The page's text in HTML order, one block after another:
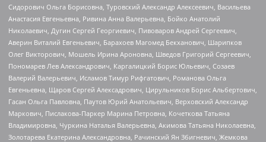
Сидорович Ольга Борисовна, Туровский Александр Алексеевич, Васильева
Анастасия Евгеньевна, Ривина Анна Валерьевна, Бойко Анатолий
Николаевич, Дугин Сергей Георгиевич, Пивоваров Андрей Сергеевич,
Аверин Виталий Евгеньевич, Барахоев Магомед Бекханович, Шарипков
Олег Викторович, Мошель Ирина Ароновна, Шведов Григорий Сергеевич,
Пономарев Лев Александрович, Каргалицкий Борис Юльевич, Созаев
Валерий Валерьевич, Исламов Тимур Рифгатович, Романова Ольга
Евгеньевна, Щаров Сергей Алексадрович, Цирульников Борис Альбертович,
Гасан Ольга Павловна, Паутов Юрий Анатольевич, Верховский Александр
Маркович, Пислакова-Паркер Марина Петровна, Кочеткова Татьяна
Владимировна, Чуркина Наталья Валерьевна, Акимова Татьяна Николаевна,
Золотарева Екатерина Александровна, Рачинский Ян Збигневич, Жемкова